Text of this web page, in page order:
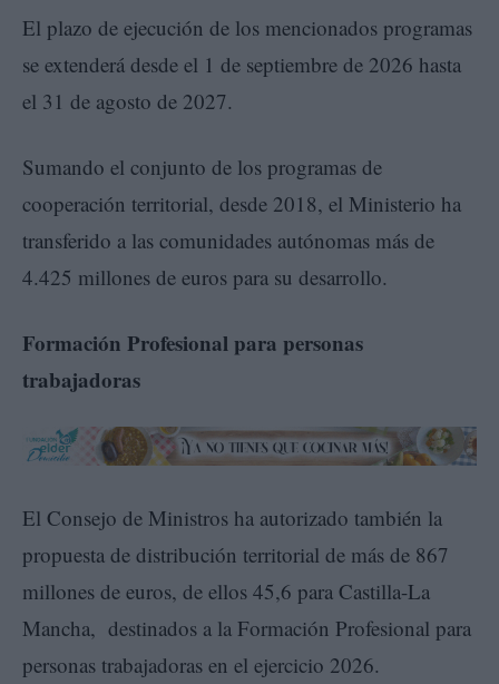
El plazo de ejecución de los mencionados programas
se extenderá desde el 1 de septiembre de 2026 hasta
el 31 de agosto de 2027.
Sumando el conjunto de los programas de
cooperación territorial, desde 2018, el Ministerio ha
transferido a las comunidades autónomas más de
4.425 millones de euros para su desarrollo.
Formación Profesional para personas
trabajadoras
El Consejo de Ministros ha autorizado también la
propuesta de distribución territorial de más de 867
millones de euros, de ellos 45,6 para Castilla-La
Mancha, destinados a la Formación Profesional para
personas trabajadoras en el ejercicio 2026.